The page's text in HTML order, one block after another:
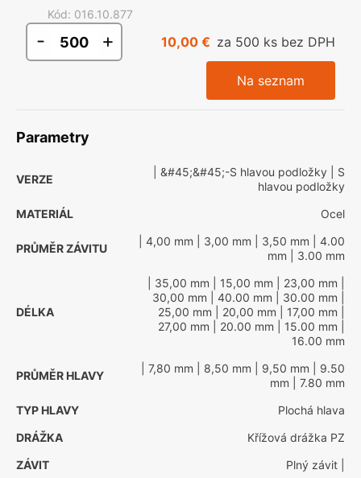
Kód: 016.10.877
- + 10,00 € za 500 ks bez DPH
Na seznam
Parametry
VERZE
| &#45;&#45;-S hlavou podložky | S
hlavou podložky
MATERIÁL
Ocel
PRŮMĚR ZÁVITU
| 4,00 mm | 3,00 mm | 3,50 mm | 4.00
mm | 3.00 mm
DÉLKA
| 35,00 mm | 15,00 mm | 23,00 mm
30,00 mm | 40.00 mm | 30.00 mm
25,00 mm | 20,00 mm | 17,00 mm
27,00 mm | 20.00 mm | 15.00 mm
16.00 mm
PRŮMĚR HLAVY
| 7,80 mm | 8,50 mm | 9,50 mm | 9.50
mm | 7.80 mm
TYP HLAVY
Plochá hlava
DRÁŽKA
Křížová drážka PZ
ZÁVIT
Plný závit